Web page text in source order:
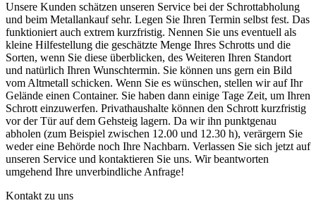
Unsere Kunden schätzen unseren Service bei der Schrottabholung
und beim Metallankauf sehr. Legen Sie Ihren Termin selbst fest. Das
funktioniert auch extrem kurzfristig. Nennen Sie uns eventuell als
kleine Hilfestellung die geschätzte Menge Ihres Schrotts und die
Sorten, wenn Sie diese überblicken, des Weiteren Ihren Standort
und natürlich Ihren Wunschtermin. Sie können uns gern ein Bild
vom Altmetall schicken. Wenn Sie es wünschen, stellen wir auf Ihr
Gelände einen Container. Sie haben dann einige Tage Zeit, um Ihren
Schrott einzuwerfen. Privathaushalte können den Schrott kurzfristig
vor der Tür auf dem Gehsteig lagern. Da wir ihn punktgenau
abholen (zum Beispiel zwischen 12.00 und 12.30 h), verärgern Sie
weder eine Behörde noch Ihre Nachbarn. Verlassen Sie sich jetzt auf
unseren Service und kontaktieren Sie uns. Wir beantworten
umgehend Ihre unverbindliche Anfrage!
Kontakt zu uns